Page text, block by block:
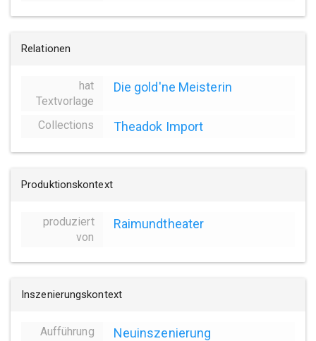
Relationen
hat
Textvorlage
Die gold'ne Meisterin
Collections Theadok Import
Produktionskontext
produziert
von
Raimundtheater
Inszenierungskontext
Aufführung Neuinszenierung